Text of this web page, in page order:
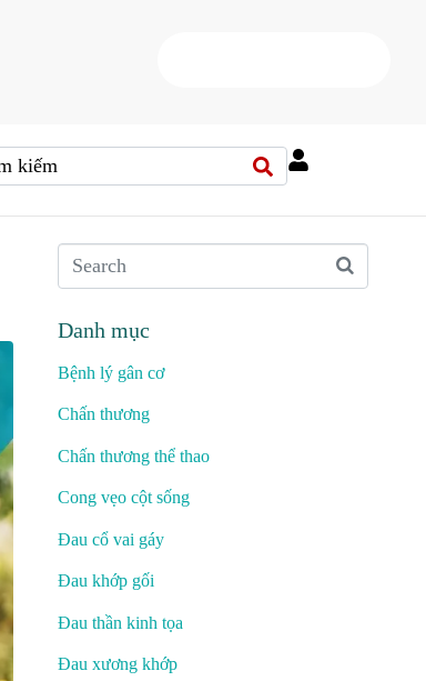
Danh mục
Bệnh lý gân cơ
Chấn thương
Chấn thương thể thao
Cong vẹo cột sống
Đau cổ vai gáy
Đau khớp gối
Đau thần kinh tọa
Đau xương khớp